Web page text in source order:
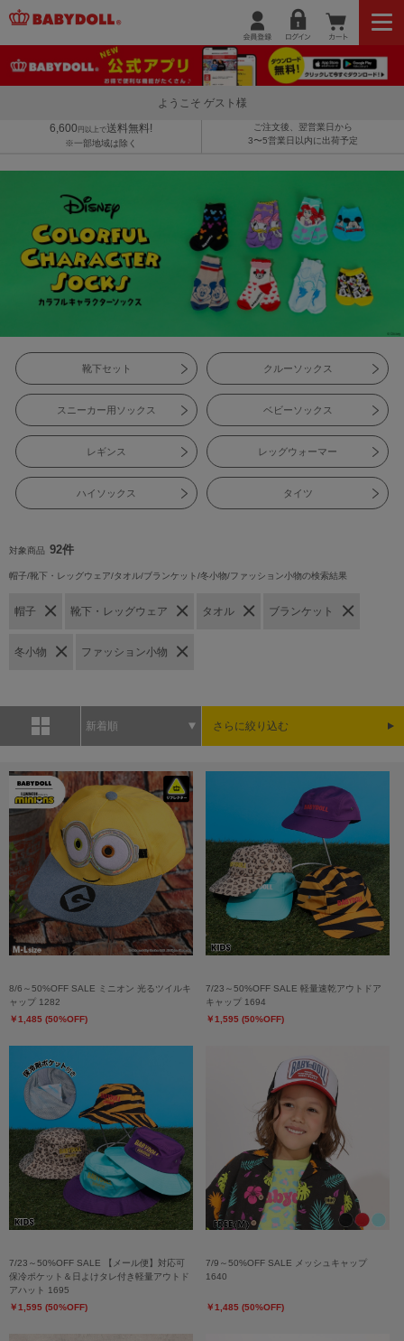
ようこそ ゲスト様
6,600 円以上で送料無料!
※一部地域は除く
ご注文後、翌営業日から
3〜5営業日以内に出荷予定
靴下セット クルーソックス
スニーカー用ソックス ベビーソックス
レギンス レッグウォーマー
ハイソックス タイツ
対象商品 92件
帽子/靴下・レッグウェア/タオル/ブランケット/冬小物/ファッション小物の検索結果
帽子 靴下・レッグウェア タオル ブランケット
冬小物 ファッション小物
新着順 さらに絞り込む
8/6～50%OFF SALE ミニオン 光るツイルキ
ャップ 1282
￥1,485 (50%OFF)
7/23～50%OFF SALE 軽量速乾アウトドア
キャップ 1694
￥1,595 (50%OFF)
7/23～50%OFF SALE 【メール便】対応可
保冷ポケット＆日よけタレ付き軽量アウトド
アハット 1695
￥1,595 (50%OFF)
7/9～50%OFF SALE メッシュキャップ
1640
￥1,485 (50%OFF)